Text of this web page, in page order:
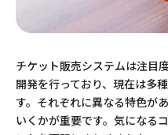
チケット販売システムは注目
開発を行っており、現在は多
す。それぞれに異なる特色が
いくかが重要です。気になる